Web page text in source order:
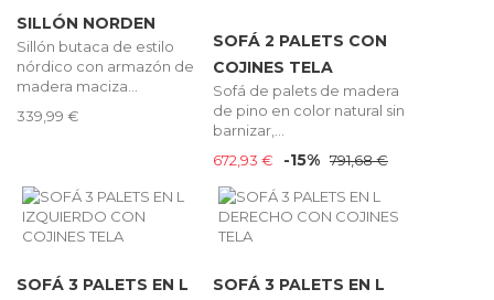
SILLÓN NORDEN
Sillón butaca de estilo
nórdico con armazón de
madera maciza...
339,99 €
SOFÁ 2 PALETS CON
COJINES TELA
Sofá de palets de madera
de pino en color natural sin
barnizar,...
672,93 €
-15% 791,68 €
SOFÁ 3 PALETS EN L
SOFÁ 3 PALETS EN L